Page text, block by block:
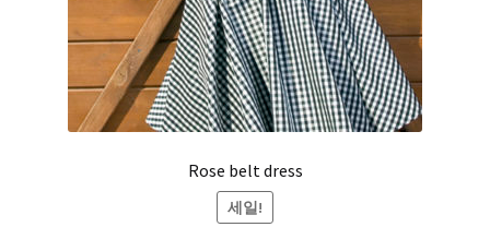
Rose belt dress
세일!